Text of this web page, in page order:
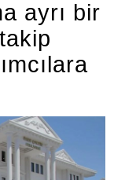
ayrı bir